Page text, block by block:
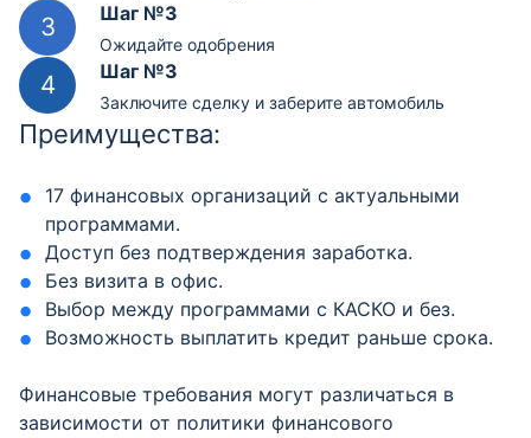
Шаг №3
Ожидайте одобрения
Шаг №3
Заключите сделку и заберите автомобиль
Преимущества:
17 финансовых организаций с актуальными
программами.
Доступ без подтверждения заработка.
Без визита в офис.
Выбор между программами с КАСКО и без.
Возможность выплатить кредит раньше срока.
Финансовые требования могут различаться в
зависимости от политики финансового